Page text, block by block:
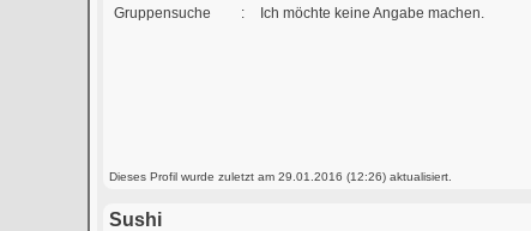
Gruppensuche
: Ich möchte keine Angabe machen.
Dieses Profil wurde zuletzt am 29.01.2016 (12:26) aktualisiert.
Sushi